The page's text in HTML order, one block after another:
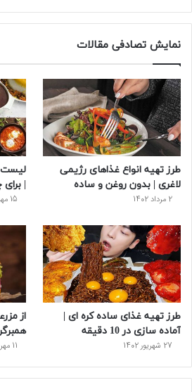
ی
س
ب
و
ک
و
ی
ت
ر
ی
ت
ر
ی
س
ت
نمایش تصادفی مقالات
طرز تهیه انواع غذاهای رژیمی
لاغری | بدون روغن و ساده
2 مرداد 1402
لیست
|
15 مهر 1402
طرز تهیه غذای ساده کره ای |
آماده سازی در 10 دقیقه
27 شهریور 1402
از
11 مهر 1403